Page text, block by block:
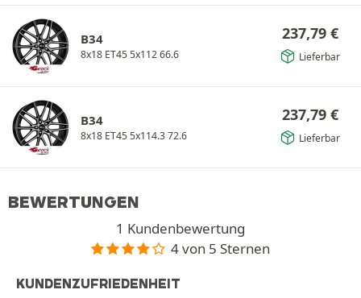
B34
8x18 ET45 5x112 66.6
237,79 €
Lieferbar
B34
8x18 ET45 5x114.3 72.6
237,79 €
Lieferbar
BEWERTUNGEN
1 Kundenbewertung
4 von 5 Sternen
KUNDENZUFRIEDENHEIT